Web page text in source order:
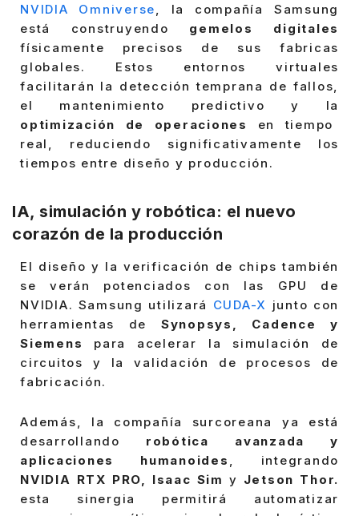
NVIDIA Omniverse, la compañía Samsung
está construyendo gemelos digitales
físicamente precisos de sus fabricas
globales. Estos entornos virtuales
facilitarán la detección temprana de fallos,
el mantenimiento predictivo y la
optimización de operaciones
en tiempo
real, reduciendo significativamente los
tiempos entre diseño y producción.
IA, simulación y robótica: el nuevo
corazón de la producción
El diseño y la verificación de chips también
se verán potenciados con las GPU de
NVIDIA. Samsung utilizará CUDA-X junto con
herramientas de Synopsys, Cadence y
Siemens para acelerar la simulación de
circuitos y la validación de procesos de
fabricación.
Además, la compañía surcoreana ya está
desarrollando robótica avanzada y
aplicaciones humanoides
, integrando
NVIDIA RTX PRO, Isaac Sim y Jetson Thor.
esta sinergia permitirá automatizar